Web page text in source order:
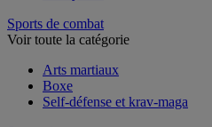
Sports de combat
Arts martiaux
Boxe